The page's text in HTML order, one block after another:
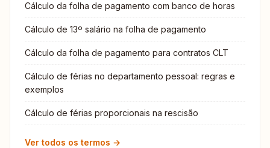
Cálculo da folha de pagamento com banco de horas
Cálculo de 13º salário na folha de pagamento
Cálculo da folha de pagamento para contratos CLT
Cálculo de férias no departamento pessoal: regras e
exemplos
Cálculo de férias proporcionais na rescisão
Ver todos os termos →